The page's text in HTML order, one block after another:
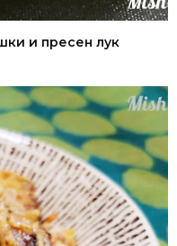
и пресен лук